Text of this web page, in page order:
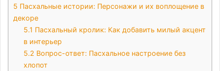
5 Пасхальные истории: Персонажи и их воплощение в
декоре
5.1 Пасхальный кролик: Как добавить милый акцент
в интерьер
5.2 Вопрос-ответ: Пасхальное настроение без
хлопот